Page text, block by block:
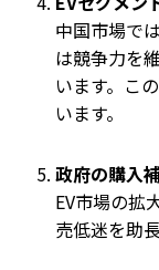
中国市場で
は競争力を
います。こ
います。
政府の購入
EV市場の拡
売低迷を助